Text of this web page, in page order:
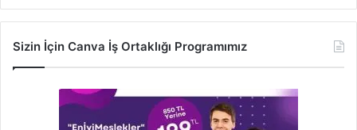
Sizin İçin Canva İş Ortaklığı Programımız